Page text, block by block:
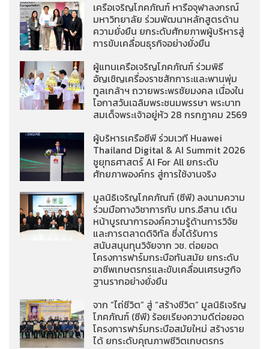
เครือเจริญโภคภัณฑ์ หารือจุฬาลงกรณ์
มหาวิทยาลัย ร่วมพัฒนาหลักสูตรด้าน
ความยั่งยืน ยกระดับศักยภาพผู้บริหารสู่
การขับเคลื่อนธุรกิจอย่างยั่งยืน
ผู้แทนเครือเจริญโภคภัณฑ์ ร่วมพิธี
อัญเชิญเครื่องราชสักการะและพานพุ่ม
ทูลเกล้าฯ ถวายพระพรชัยมงคล เนื่องใน
โอกาสวันเฉลิมพระชนมพรรษา พระบาท
สมเด็จพระเจ้าอยู่หัว 28 กรกฎาคม 2569
ผู้บริหารเครือซีพี ร่วมเวที Huawei
Thailand Digital & AI Summit 2026
ชูยุทธศาสตร์ AI For All ยกระดับ
ศักยภาพองค์กร สู่การใช้งานจริง
มูลนิธิเจริญโภคภัณฑ์ (ซีพี) ลงนามความ
ร่วมมือทางวิชาการกับ มทร.อีสาน เดิน
หน้าบูรณาการองค์ความรู้ด้านการวิจัย
และการตลาดดิจิทัล ซึ่งได้รับการ
สนับสนุนทุนวิจัยจาก วช. ต่อยอด
โครงการฟาร์มกระบือทันสมัย ยกระดับ
อาชีพเกษตรกรและขับเคลื่อนเศรษฐกิจ
ฐานรากอย่างยั่งยืน
จาก “ไถ่ชีวิต” สู่ “สร้างชีวิต” มูลนิธิเจริญ
โภคภัณฑ์ (ซีพี) ร้อยเรียงความดีต่อยอด
โครงการฟาร์มกระบือสมัยใหม่ สร้างราย
ได้ ยกระดับคุณภาพชีวิตเกษตรกร